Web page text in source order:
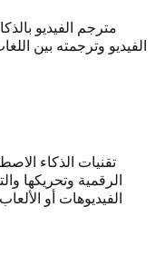
مترجم الفيديو
الفيديو وترجمته بين
الرقمية وتحريكها
الفيديوهات أو